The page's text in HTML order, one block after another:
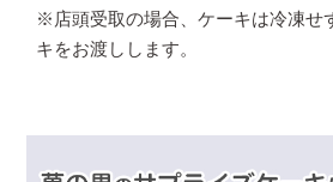
※店頭受取の場合、ケーキは冷凍せ
キをお渡しします。